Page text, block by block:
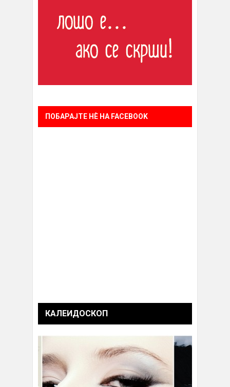
ПОБАРАЈТЕ НÈ НА FACEBOOK
КАЛЕИДОСКОП